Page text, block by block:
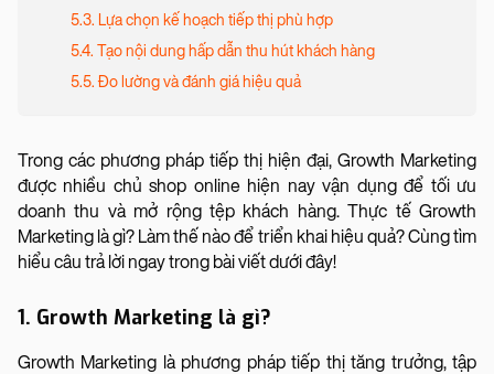
5.3. Lựa chọn kế hoạch tiếp thị phù hợp
5.4. Tạo nội dung hấp dẫn thu hút khách hàng
5.5. Đo lường và đánh giá hiệu quả
Trong các phương pháp tiếp thị hiện đại, Growth Marketing
được nhiều chủ shop online hiện nay vận dụng để tối ưu
doanh thu và mở rộng tệp khách hàng. Thực tế Growth
Marketing là gì? Làm thế nào để triển khai hiệu quả? Cùng tìm
hiểu câu trả lời ngay trong bài viết dưới đây!
1. Growth Marketing là gì?
Growth Marketing là phương pháp tiếp thị tăng trưởng, tập